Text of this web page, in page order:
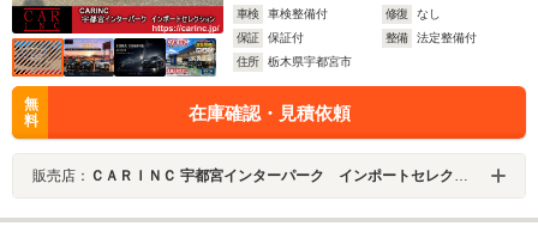
車検
車検整備付 修復
なし
保証
保証付 整備
法定整備付
住所
栃木県宇都宮市
無
料
在庫確認・見積依頼
販売店： ＣＡＲＩＮＣ 宇都宮インターパーク インポートセレクション